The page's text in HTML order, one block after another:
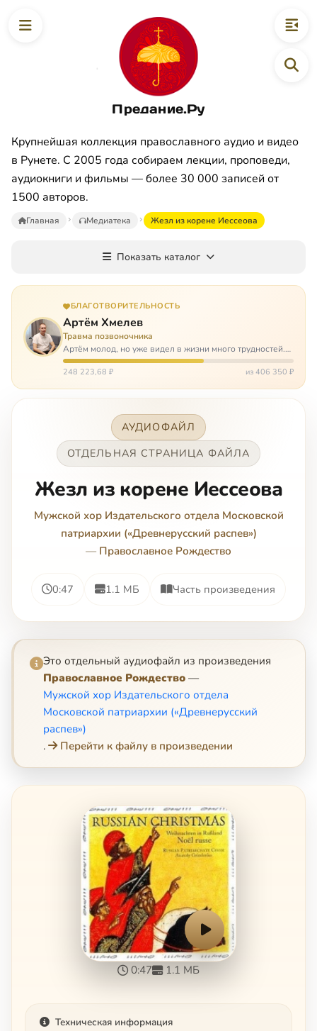
Предание.Ру
Крупнейшая коллекция православного аудио и видео
в Рунете. С 2005 года собираем лекции, проповеди,
аудиокниги и фильмы — более 30 000 записей от
1500 авторов.
Главная Медиатека Жезл из корене Иессеова
Показать каталог
БЛАГОТВОРИТЕЛЬНОСТЬ
Артём Хмелев
Травма позвоночника
Артём молод, но уже видел в жизни много трудностей.
Он сирота, привык заботится о себе сам, но, когда
случилось несчастье, и он был парализован – остался на
248 223,68 ₽ из 406 350 ₽
АУДИОФАЙЛ
ОТДЕЛЬНАЯ СТРАНИЦА ФАЙЛА
Жезл из корене Иессеова
Мужской хор Издательского отдела Московской
патриархии («Древнерусский распев»)
— Православное Рождество
0:47 1.1 МБ Часть произведения
Это отдельный аудиофайл из произведения
Православное Рождество —
Мужской хор Издательского отдела
Московской патриархии («Древнерусский
распев»)
.
Перейти к файлу в произведении
0:47 1.1 МБ
Техническая информация